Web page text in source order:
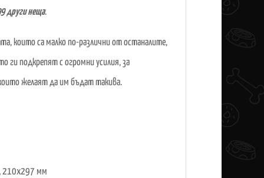
други неща.
които са малко по-различни от останалите,
ги подкрепят с огромни усилия, за
желаят да им бъдат такива.
210х297 мм